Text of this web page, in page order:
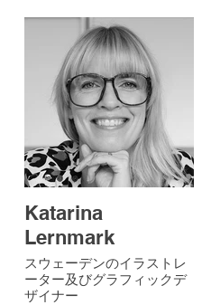
Katarina
Lernmark
スウェーデンのイラストレ
ーター及びグラフィックデ
ザイナー